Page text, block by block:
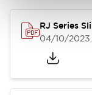
RJ Series
04/10/2023